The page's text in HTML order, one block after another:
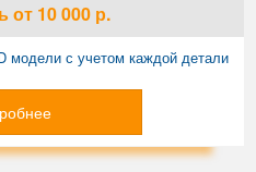
от 10 000 р.
модели с учетом каждой детали